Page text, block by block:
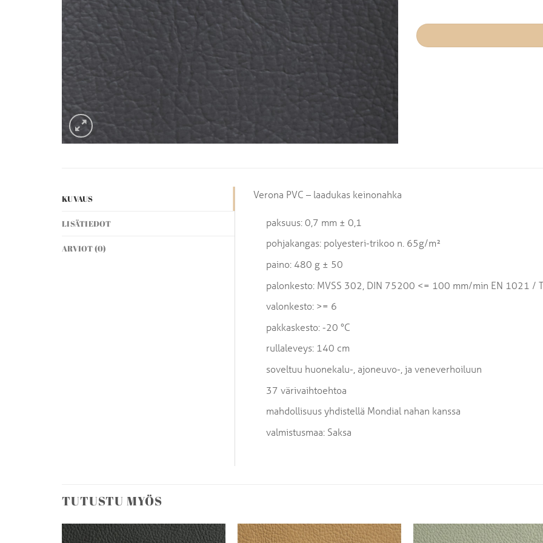
KUVAUS
LISÄTIEDOT
ARVIOT (0)
Verona PVC – laadukas keinonahka
paksuus: 0,7 mm ± 0,1
pohjakangas: polyesteri-trikoo n. 65g/m²
paino: 480 g ± 50
palonkesto: MVSS 302, DIN 75200 <= 100 mm/min EN 1021 /
valonkesto: >= 6
pakkaskesto: -20 °C
rullaleveys: 140 cm
soveltuu huonekalu-, ajoneuvo-, ja veneverhoiluun
37 värivaihtoehtoa
mahdollisuus yhdistellä Mondial nahan kanssa
valmistusmaa: Saksa
TUTUSTU MYÖS